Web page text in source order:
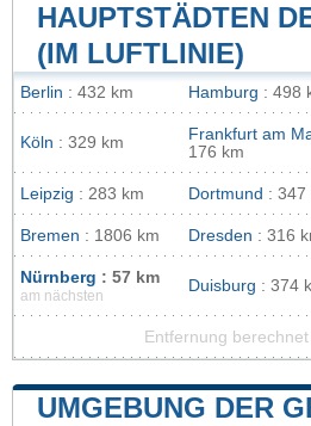
HAUPTSTÄDTEN
(IM LUFTLINIE)
Berlin : 432 km Hamburg : 498
Köln : 329 km Frankfurt am
176 km
Leipzig : 283 km Dortmund : 347
Bremen : 1806 km Dresden : 316
Nürnberg : 57 km
am nächsten
Duisburg : 374
Entfernung
UMGEBUNG DER